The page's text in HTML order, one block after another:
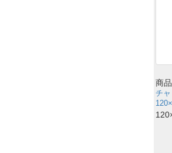
商
チ